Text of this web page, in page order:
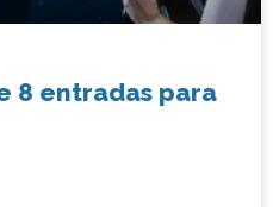
8 entradas para